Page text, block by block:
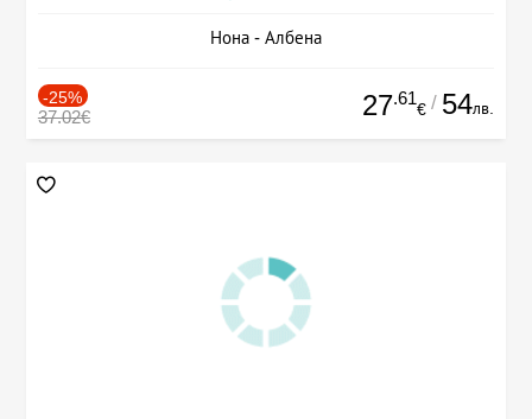
Нона - Албена
-25%
37.02€ 27.61
€ / 54лв.